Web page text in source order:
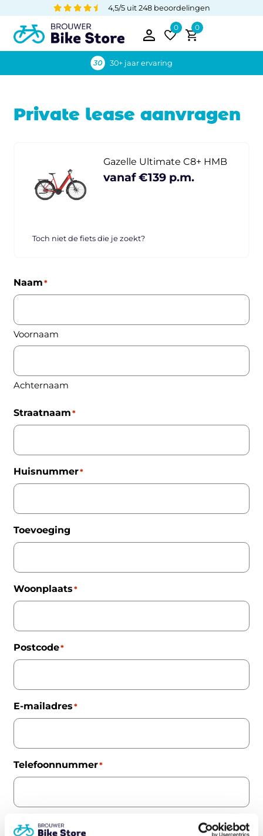
4,5/5 uit 248 beoordelingen
0 0
30+ jaar ervaring
Private lease aanvragen
Gazelle Ultimate C8+ HMB
vanaf €139 p.m.
Toch niet de fiets die je zoekt?
Naam*
Voornaam
Achternaam
Straatnaam*
Huisnummer*
Toevoeging
Woonplaats*
Postcode*
E-mailadres*
Telefoonnummer*
IBAN*